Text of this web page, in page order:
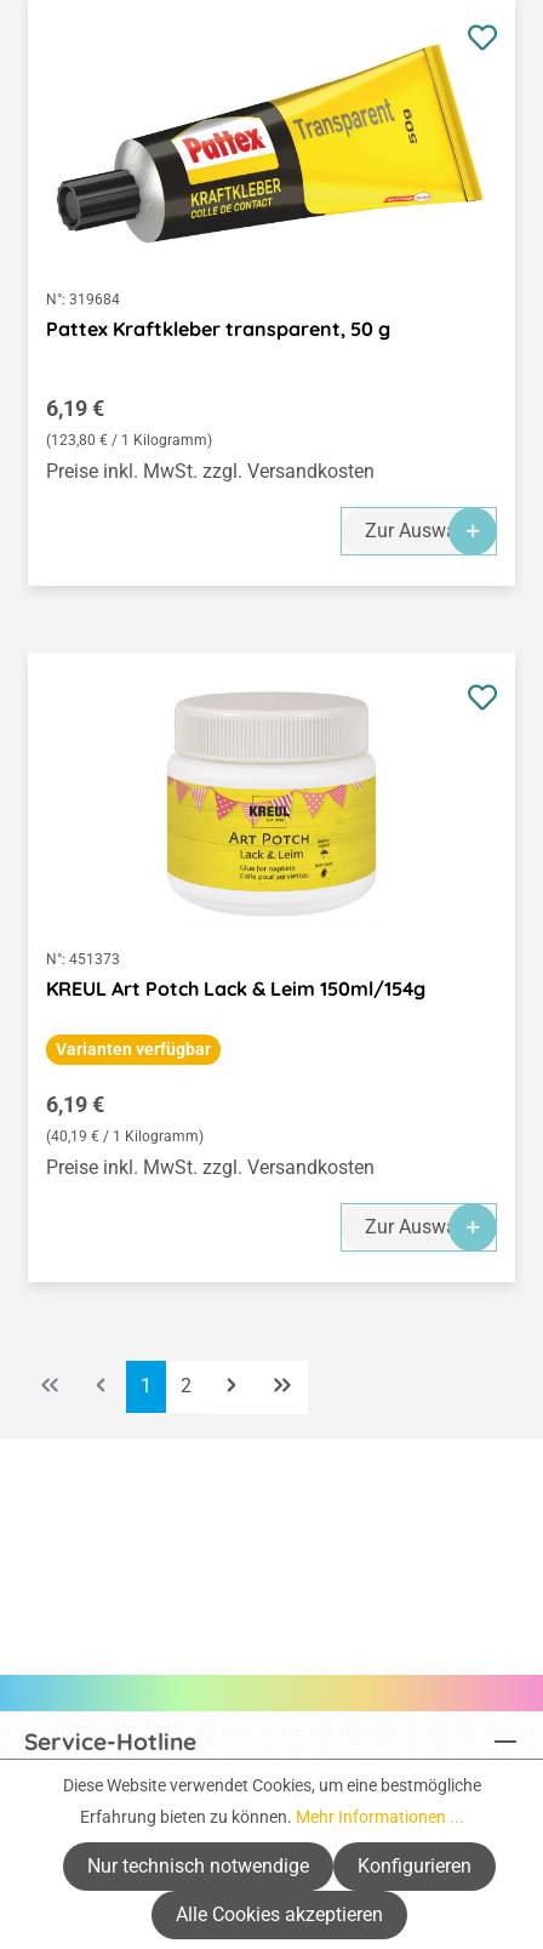
N°: 319684
Pattex Kraftkleber transparent, 50 g
Regulärer Preis:
6,19 €
(123,80 € / 1 Kilogramm)
Preise inkl. MwSt. zzgl. Versandkosten
Zur Auswahl
N°: 451373
KREUL Art Potch Lack & Leim 150ml/154g
Varianten verfügbar
Regulärer Preis:
6,19 €
(40,19 € / 1 Kilogramm)
Preise inkl. MwSt. zzgl. Versandkosten
Zur Auswahl
Seite
1 Seite
2
Aktuelle Kataloge
Service-Hotline
Infos & Support
Service
Diese Website verwendet Cookies, um eine bestmögliche
Erfahrung bieten zu können. Mehr Informationen ...
Nur technisch notwendige Konfigurieren
Alle Cookies akzeptieren